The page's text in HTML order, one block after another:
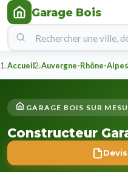
Garage Bois
Accueil Auvergne-Rhône-Alpes
GARAGE BOIS SUR
Constructeur